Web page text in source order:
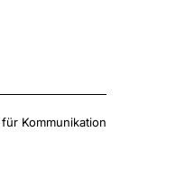
Kommunikation